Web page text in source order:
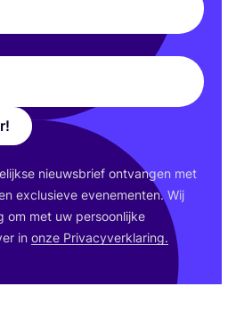
nieuws­brief ont­van­gen met
exclu­sie­ve eve­ne­men­ten. Wij
om met uw per­soon­lij­ke
in onze Pri­va­cy­ver­kla­ring.